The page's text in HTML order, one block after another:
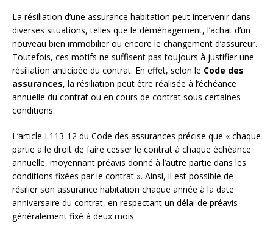
La résiliation d’une assurance habitation peut intervenir dans
diverses situations, telles que le déménagement, l’achat d’un
nouveau bien immobilier ou encore le changement d’assureur.
Toutefois, ces motifs ne suffisent pas toujours à justifier une
résiliation anticipée du contrat. En effet, selon le Code des
assurances, la résiliation peut être réalisée à l’échéance
annuelle du contrat ou en cours de contrat sous certaines
conditions.
L’article L113-12 du Code des assurances précise que « chaque
partie a le droit de faire cesser le contrat à chaque échéance
annuelle, moyennant préavis donné à l’autre partie dans les
conditions fixées par le contrat ». Ainsi, il est possible de
résilier son assurance habitation chaque année à la date
anniversaire du contrat, en respectant un délai de préavis
généralement fixé à deux mois.